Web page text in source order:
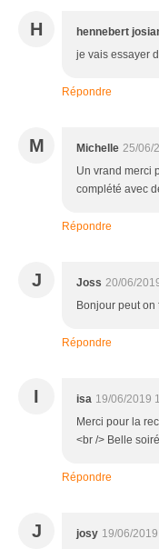
H hennebert
je vais essayer
Répondre
M Michelle 25/06/
Un vrand merci
complété avec
Répondre
J Joss 20/06/
Bonjour peut
Répondre
I isa 19/06/2019
Merci pour la
<br /> Belle
Répondre
J josy 19/06/